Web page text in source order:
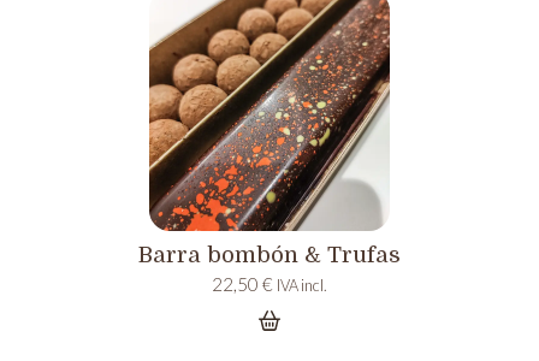
Barra bombón & Trufas
22,50 € IVA incl.